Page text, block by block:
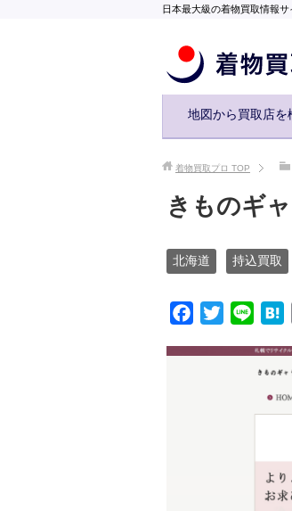
日本最大級の着物買取情報
地図から買取店を
着物買取プロ TOP
きものギ
北海道 持込買取
c
i
n
t
n